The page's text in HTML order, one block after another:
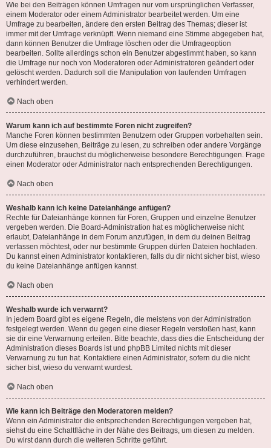
Wie bei den Beiträgen können Umfragen nur vom ursprünglichen Verfasser,
einem Moderator oder einem Administrator bearbeitet werden. Um eine
Umfrage zu bearbeiten, ändere den ersten Beitrag des Themas; dieser ist
immer mit der Umfrage verknüpft. Wenn niemand eine Stimme abgegeben hat,
dann können Benutzer die Umfrage löschen oder die Umfrageoption
bearbeiten. Sollte allerdings schon ein Benutzer abgestimmt haben, so kann
die Umfrage nur noch von Moderatoren oder Administratoren geändert oder
gelöscht werden. Dadurch soll die Manipulation von laufenden Umfragen
verhindert werden.
Nach oben
Warum kann ich auf bestimmte Foren nicht zugreifen?
Manche Foren können bestimmten Benutzern oder Gruppen vorbehalten sein.
Um diese einzusehen, Beiträge zu lesen, zu schreiben oder andere Vorgänge
durchzuführen, brauchst du möglicherweise besondere Berechtigungen. Frage
einen Moderator oder Administrator nach entsprechenden Berechtigungen.
Nach oben
Weshalb kann ich keine Dateianhänge anfügen?
Rechte für Dateianhänge können für Foren, Gruppen und einzelne Benutzer
vergeben werden. Die Board-Administration hat es möglicherweise nicht
erlaubt, Dateianhänge in dem Forum anzufügen, in dem du deinen Beitrag
verfassen möchtest, oder nur bestimmte Gruppen dürfen Dateien hochladen.
Du kannst einen Administrator kontaktieren, falls du dir nicht sicher bist, wieso
du keine Dateianhänge anfügen kannst.
Nach oben
Weshalb wurde ich verwarnt?
In jedem Board gibt es eigene Regeln, die meistens von der Administration
festgelegt werden. Wenn du gegen eine dieser Regeln verstoßen hast, kann
sie dir eine Verwarnung erteilen. Bitte beachte, dass dies die Entscheidung der
Administration dieses Boards ist und phpBB Limited nichts mit dieser
Verwarnung zu tun hat. Kontaktiere einen Administrator, sofern du die nicht
sicher bist, wieso du verwarnt wurdest.
Nach oben
Wie kann ich Beiträge den Moderatoren melden?
Wenn ein Administrator die entsprechenden Berechtigungen vergeben hat,
siehst du eine Schaltfläche in der Nähe des Beitrags, um diesen zu melden.
Du wirst dann durch die weiteren Schritte geführt.